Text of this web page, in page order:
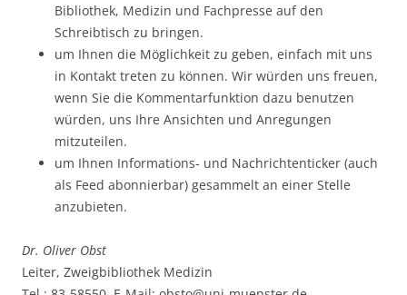
Bibliothek, Medizin und Fachpresse auf den
Schreibtisch zu bringen.
um Ihnen die Möglichkeit zu geben, einfach mit uns
in Kontakt treten zu können. Wir würden uns freuen,
wenn Sie die Kommentarfunktion dazu benutzen
würden, uns Ihre Ansichten und Anregungen
mitzuteilen.
um Ihnen Informations- und Nachrichtenticker (auch
als Feed abonnierbar) gesammelt an einer Stelle
anzubieten.
Dr. Oliver Obst
Leiter, Zweigbibliothek Medizin